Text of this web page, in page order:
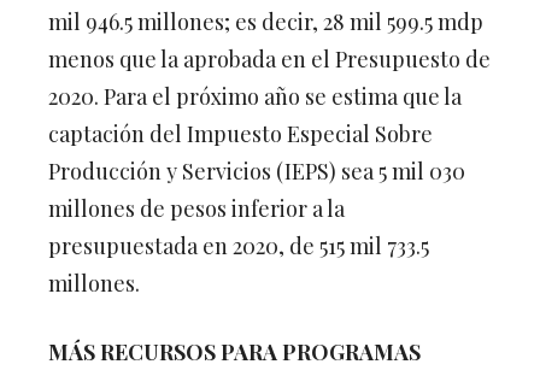
mil 946.5 millones; es decir, 28 mil 599.5 mdp
menos que la aprobada en el Presupuesto de
2020. Para el próximo año se estima que la
captación del Impuesto Especial Sobre
Producción y Servicios (IEPS) sea 5 mil 030
millones de pesos inferior a la
presupuestada en 2020, de 515 mil 733.5
millones.
MÁS RECURSOS PARA PROGRAMAS